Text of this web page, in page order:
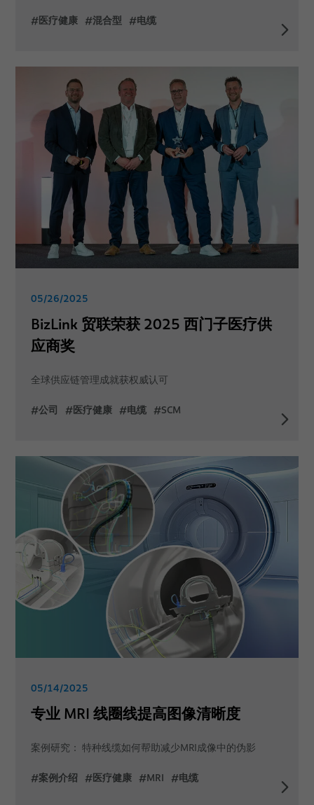
#医疗健康 #混合型 #电缆
05/26/2025
BizLink 贸联荣获 2025 西门子医疗供
应商奖
全球供应链管理成就获权威认可
#公司 #医疗健康 #电缆 #SCM
05/14/2025
专业 MRI 线圈线提高图像清晰度
案例研究： 特种线缆如何帮助减少MRI成像中的伪影
#案例介绍 #医疗健康 #MRI #电缆